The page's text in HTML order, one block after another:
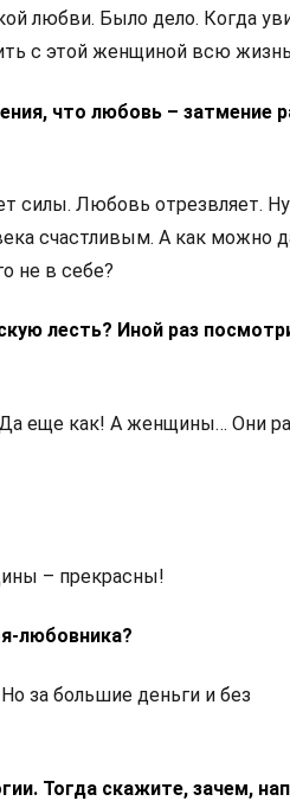
любви. Было дело. Когда
с этой женщиной всю
что любовь – затмение
силы. Любовь отрезвляет.
счастливым. А как можно
не в себе?
лесть? Иной раз
еще как! А женщины… Они
– прекрасны!
любовника?
за большие деньги и без
Тогда скажите, зачем,